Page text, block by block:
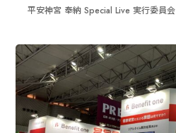
平安神宮 奉納 Special Live 実⾏委員会